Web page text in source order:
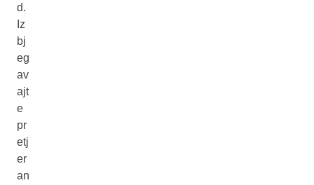
d.
Iz
bj
eg
av
ajt
e
pr
etj
er
an